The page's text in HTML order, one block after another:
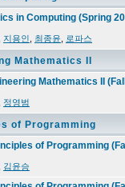
in Computing (Spring
지용인 최종윤 로파스
Mathematics II
Mathematics II
정영범
of Programming
of Programming
김윤승